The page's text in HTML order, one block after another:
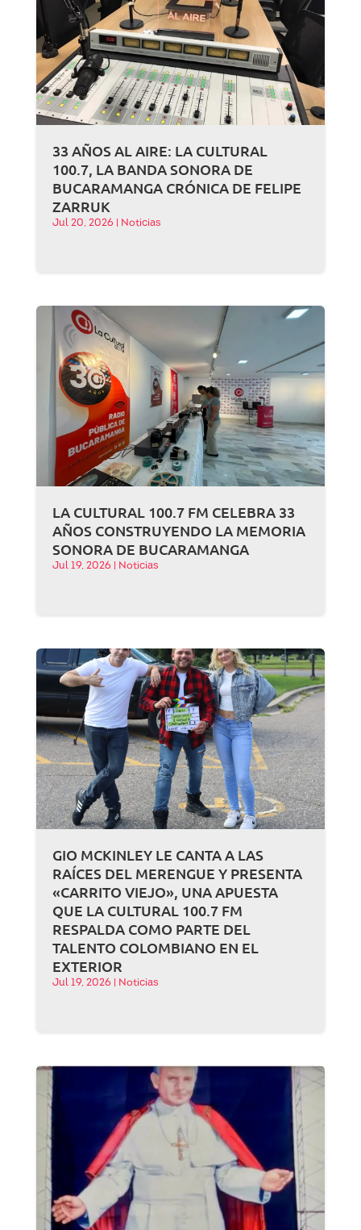
33 AÑOS AL AIRE: LA CULTURAL
100.7, LA BANDA SONORA DE
BUCARAMANGA CRÓNICA DE FELIPE
ZARRUK
Jul 20, 2026 Noticias
LA CULTURAL 100.7 FM CELEBRA 33
AÑOS CONSTRUYENDO LA MEMORIA
SONORA DE BUCARAMANGA
Jul 19, 2026 Noticias
GIO MCKINLEY LE CANTA A LAS
RAÍCES DEL MERENGUE Y PRESENTA
«CARRITO VIEJO», UNA APUESTA
QUE LA CULTURAL 100.7 FM
RESPALDA COMO PARTE DEL
TALENTO COLOMBIANO EN EL
EXTERIOR
Jul 19, 2026 Noticias